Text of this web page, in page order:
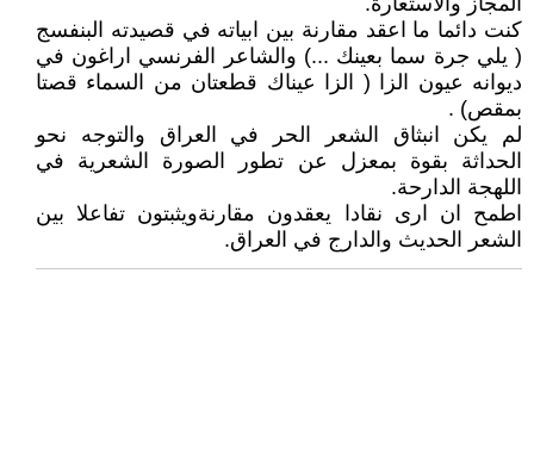
كنت دائما ما اعقد مقارنة بين ابياته في قصيدته البنفسج
( يلي جرة سما بعينك ...) والشاعر الفرنسي اراغون في
ديوانه عيون الزا ( الزا عيناك قطعتان من السماء قصتا
بمقص) .
لم يكن انبثاق الشعر الحر في العراق والتوجه نحو
الحداثة بقوة بمعزل عن تطور الصورة الشعرية في
اللهجة الدارحة.
اطمح ان ارى نقادا يعقدون مقارنةويثبتون تفاعلا بين
الشعر الحديث والدارج في العراق.